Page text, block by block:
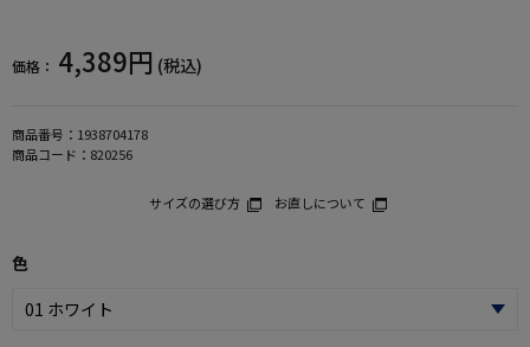
価格： 4,389円 (税込)
商品番号： 1938704178
商品コード： 820256
サイズの選び方 お直しについて
色